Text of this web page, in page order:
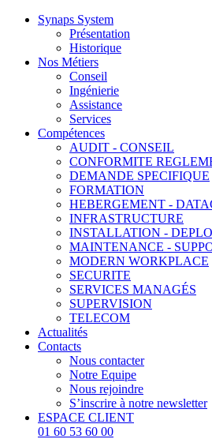
Synaps System
Présentation
Historique
Nos Métiers
Conseil
Ingénierie
Assistance
Services
Compétences
AUDIT - CONSEIL
CONFORMITE
DEMANDE SPECIFIQUE
FORMATION
HEBERGEMENT -
INFRASTRUCTURE
INSTALLATION -
MAINTENANCE -
MODERN WORKPLACE
SECURITE
SERVICES MANAGÉS
SUPERVISION
TELECOM
Actualités
Contacts
Nous contacter
Notre Equipe
Nous rejoindre
S’inscrire à notre newsletter
ESPACE CLIENT
01 60 53 60 00